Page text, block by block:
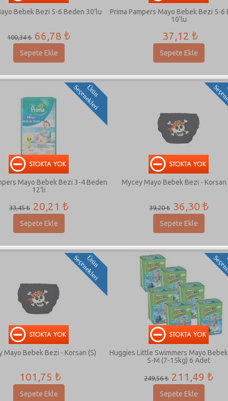
Bebek Bezi 5-6 Beden 30'lu
100,34 ₺ 66,78 ₺
Sepete Ekle
Prima Pampers Mayo Bebek Bezi 5-6
10'lu
37,12 ₺
Sepete Ekle
Mayo Bebek Bezi 3-4 Beden
12'li
33,45 ₺ 20,21 ₺
Sepete Ekle
Ü
r
ü
n
S
e
ç
e
n
e
k
l
e
r
i
Mycey Mayo Bebek Bezi - Korsan
39,20 ₺ 36,30 ₺
Sepete Ekle
Mayo Bebek Bezi - Korsan (S)
101,75 ₺
Sepete Ekle
Ü
r
ü
n
S
e
ç
e
n
e
k
l
e
r
i
Huggies Little Swimmers Mayo
S-M (7-15kg) 6 Adet
249,56 ₺ 211,49 ₺
Sepete Ekle